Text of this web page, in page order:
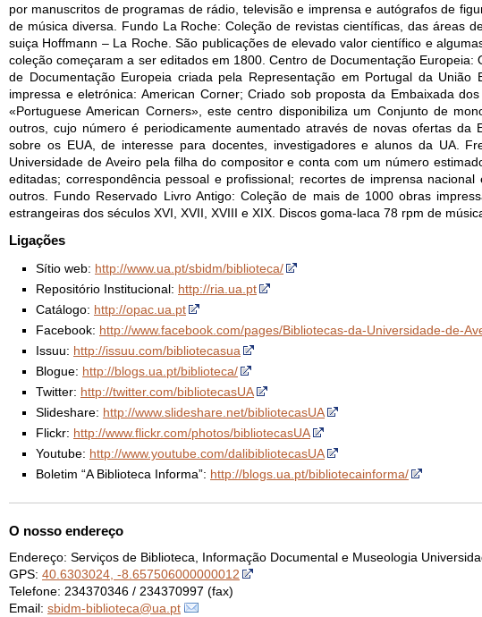
por manuscritos de programas de rádio, televisão e imprensa e autógrafos de
de música diversa. Fundo La Roche: Coleção de revistas científicas, das áreas
suiça Hoffmann – La Roche. São publicações de elevado valor científico e
coleção começaram a ser editados em 1800. Centro de Documentação
de Documentação Europeia criada pela Representação em Portugal da União
impressa e eletrónica: American Corner; Criado sob proposta da Embaixada
«Portuguese American Corners», este centro disponibiliza um Conjunto de
outros, cujo número é periodicamente aumentado através de novas ofertas
sobre os EUA, de interesse para docentes, investigadores e alunos da UA.
Universidade de Aveiro pela filha do compositor e conta com um número
editadas; correspondência pessoal e profissional; recortes de imprensa
outros. Fundo Reservado Livro Antigo: Coleção de mais de 1000 obras
estrangeiras dos séculos XVI, XVII, XVIII e XIX. Discos goma-laca 78 rpm de
Ligações
Sítio web: http://www.ua.pt/sbidm/biblioteca/
Repositório Institucional: http://ria.ua.pt
Catálogo: http://opac.ua.pt
Facebook: http://www.facebook.com/pages/Bibliotecas-da-Universidade-de-
Issuu: http://issuu.com/bibliotecasua
Blogue: http://blogs.ua.pt/biblioteca/
Twitter: http://twitter.com/bibliotecasUA
Slideshare: http://www.slideshare.net/bibliotecasUA
Flickr: http://www.flickr.com/photos/bibliotecasUA
Youtube: http://www.youtube.com/dalibibliotecasUA
Boletim “A Biblioteca Informa”: http://blogs.ua.pt/bibliotecainforma/
O nosso endereço
Endereço: Serviços de Biblioteca, Informação Documental e Museologia
GPS: 40.6303024, -8.657506000000012
Telefone: 234370346 / 234370997 (fax)
Email: sbidm-biblioteca@ua.pt